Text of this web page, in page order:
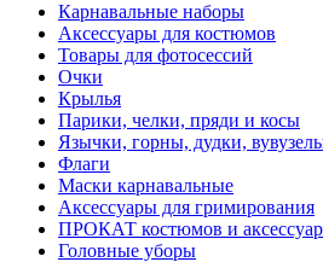
Карнавальные наборы
Аксессуары для костюмов
Товары для фотосессий
Очки
Крылья
Парики, челки, пряди и косы
Язычки, горны, дудки,
Флаги
Маски карнавальные
Аксессуары для гримирования
ПРОКАТ костюмов и
Головные уборы